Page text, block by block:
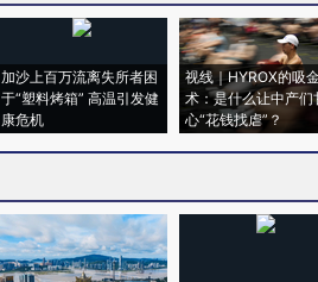
加沙上百万流离失所者困
于“塑料烤箱” 高温引发健
康危机
视线｜HYROX的吸
术：是什么让中产们
心“花钱找虐”？